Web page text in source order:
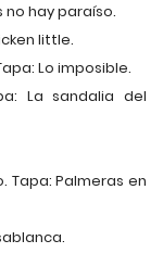
no hay paraíso.
little.
Lo imposible.
La sandalia del
Tapa: Palmeras en